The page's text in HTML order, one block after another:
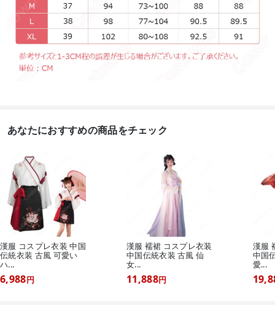
あなたにおすすめの商品をチェック
漢服 コスプレ衣装 中国
伝統衣装 古風 可愛い
ハ...
6,988円
漢服 襦裙 コスプレ衣装
中国伝統衣装 古風 仙
女...
11,888円
漢服
中国
愛...